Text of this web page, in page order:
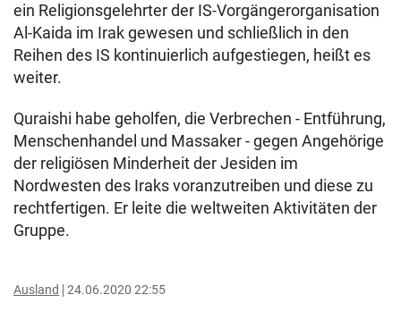
ein Religionsgelehrter der IS-Vorgängerorganisation
Al-Kaida im Irak gewesen und schließlich in den
Reihen des IS kontinuierlich aufgestiegen, heißt es
weiter.
Quraishi habe geholfen, die Verbrechen - Entführung,
Menschenhandel und Massaker - gegen Angehörige
der religiösen Minderheit der Jesiden im
Nordwesten des Iraks voranzutreiben und diese zu
rechtfertigen. Er leite die weltweiten Aktivitäten der
Gruppe.
Ausland 24.06.2020 22:55